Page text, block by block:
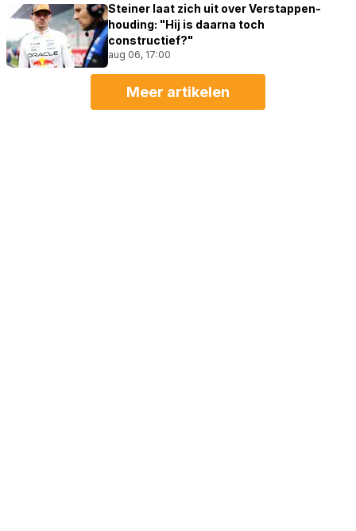
Steiner laat zich uit over Verstappen-
houding: "Hij is daarna toch
constructief?"
aug 06, 17:00
Meer artikelen